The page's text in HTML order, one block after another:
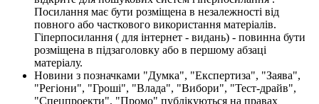
Посилання має бути розміщена в незалежності від
повного або часткового використання матеріалів.
Гіперпосилання ( для інтернет - видань) - повинна бути
розміщена в підзаголовку або в першому абзаці
матеріалу.
Новини з позначками "Думка", "Експертиза", "Заява",
"Регіони", "Гроші", "Влада", "Вибори", "Тест-драйв",
"Спецпроекти", "Промо" публікуються на правах